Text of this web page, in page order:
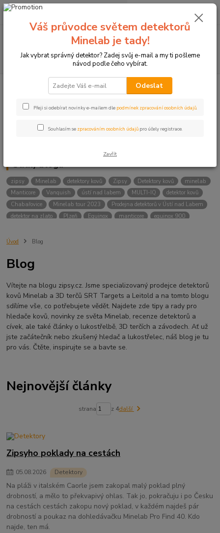
Hledat
+420774877333
0 Kč
Kategorie blogu
Detektory
Lukostřelba
Štítky blogu
zipsy Minelab detektory kovů Zipsy Detektory kovů
minelab
Manticore
Vanquish ústí nad labem MULTI-IQ
detektor kovů
Chabařovice
Minelab tour 2023
Prodejna detektorů v Ústí nad Labem
detektor na zlato
Plzeň Equinox manticore
equinox 900
Sraz detektorářů
ÚSTÍ NAD LABEM
Jídlo na cesty
Mníšek u Liberece Karlovy Vary
Equinox 900
Soutěž o detektor
Severní Čechy
hledání pokladů
technologie Multi IQ
Úvod Blog
Blog
Vítejte na blogu zipsy.cz. Jsme specializovaný prodejce detektorů
kovů Minelab a 3D terčů SRT Targets a Leitold a na tomto blogu
sdílíme vše, co potřebujete vědět. Najdete zde tipy a rady pro
hledače kovů, novinky ze světa Minelab, recenze detektorů a
cívek, ale také články o lukostřelbě, 3D terčích a závodech. Ať už
jste začátečník nebo zkušený hledač a lukostřelec, náš blog je tu
pro vás. Čtěte, inspirujte se a bavte se.
Nejnovější články
strana z 4další
Zipsyho poklady na cestách
05.08.2026 Detektory
Na pláži v italském Caorle jsem zakopal malý poklad plný
drobností, a mělo to překvapivý ohlas. Tak jo, pokračuju i po Česku
na cestách cestách zakopu nový poklad, v každém najdeš pár
drobností a poukaz na dohledávačku Minelab Pro Find 40. Kdo
najde, ten má.
Váš průvodce světem detektorů
Minelab je tady!
Jak vybrat správný detektor? Zadej svůj e-mail a my ti pošleme
návod podle čeho vybírat.
Odeslat
Přeji si odebírat novinky e-mailem dle podmínek zpracování osobních údajů.
Souhlasím se zpracováním osobních údajů pro účely registrace.
Zavřít